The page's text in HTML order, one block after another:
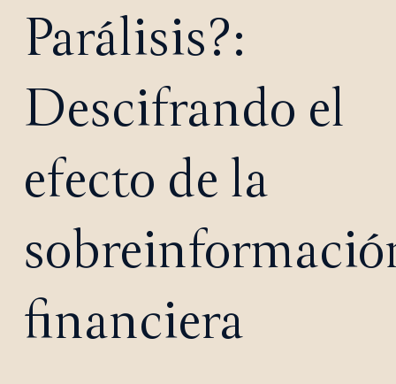
Parálisis?:
Descifrando el
efecto de la
financiera